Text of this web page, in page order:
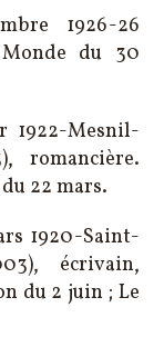
1926-26
du 30
1922-Mesnil-
romancière.
22 mars.
1920-Saint-
écrivain,
du 2 juin ; Le